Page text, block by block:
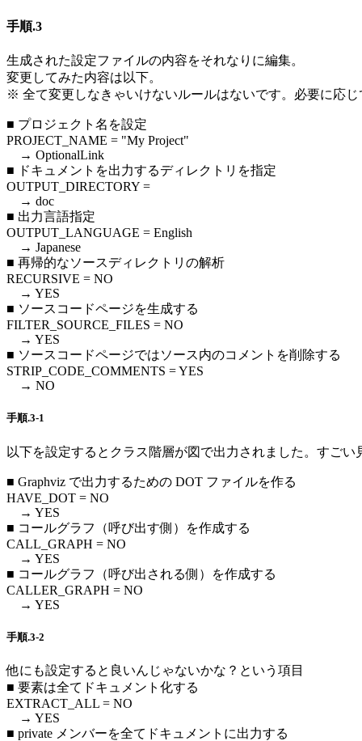
手順.3
生成された設定ファイルの内容をそれなりに編集。
変更してみた内容は以下。
※ 全て変更しなきゃいけないルールはないです。必要に応じ
■ プロジェクト名を設定
PROJECT_NAME = "My Project"
→ OptionalLink
■ ドキュメントを出力するディレクトリを指定
OUTPUT_DIRECTORY =
→ doc
■ 出力言語指定
OUTPUT_LANGUAGE = English
→ Japanese
■ 再帰的なソースディレクトリの解析
RECURSIVE = NO
→ YES
■ ソースコードページを生成する
FILTER_SOURCE_FILES = NO
→ YES
■ ソースコードページではソース内のコメントを削除する
STRIP_CODE_COMMENTS = YES
→ NO
手順.3-1
以下を設定するとクラス階層が図で出力されました。すごい
■ Graphviz で出力するための DOT ファイルを作る
HAVE_DOT = NO
→ YES
■ コールグラフ（呼び出す側）を作成する
CALL_GRAPH = NO
→ YES
■ コールグラフ（呼び出される側）を作成する
CALLER_GRAPH = NO
→ YES
手順.3-2
他にも設定すると良いんじゃないかな？という項目
■ 要素は全てドキュメント化する
EXTRACT_ALL = NO
→ YES
■ private メンバーを全てドキュメントに出力する